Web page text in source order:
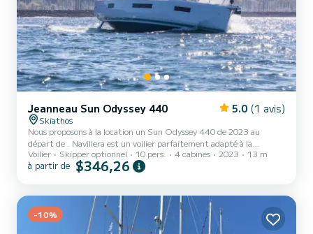
Jeanneau Sun Odyssey 440 5.0 (1 avis)
Skiathos
Nous proposons à la location un Sun Odyssey 440 de 2023 au
départ de . Navillera est un voilier parfaitement adapté à la
location. Ce voilier est très agréable à manœuvrer pour une
croisière d'une semaine ou plus. Le bateau dispose de 4 cabines tout
des vacances extraordinaires sur l'eau dans les environs de Pour
votre confort,...
Voilier Skipper optionnel 10 pers. 4 cabines 2023 13 m
à partir de $346,26
-10%